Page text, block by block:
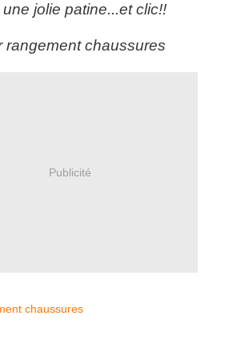
jolie patine...et clic!!
Publicité
chaussures